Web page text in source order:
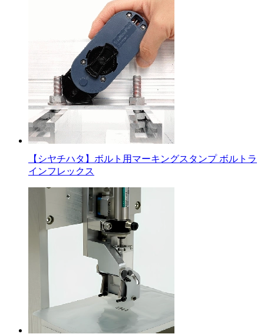
【シヤチハタ】ボルト用マーキングスタンプ ボルトラ
インフレックス